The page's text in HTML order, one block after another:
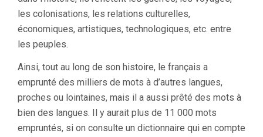
les colonisations, les relations culturelles,
économiques, artistiques, technologiques, etc. entre
les peuples.
Ainsi, tout au long de son histoire, le français a
emprunté des milliers de mots à d’autres langues,
proches ou lointaines, mais il a aussi prêté des mots à
bien des langues. Il y aurait plus de 11 000 mots
empruntés, si on consulte un dictionnaire qui en compte